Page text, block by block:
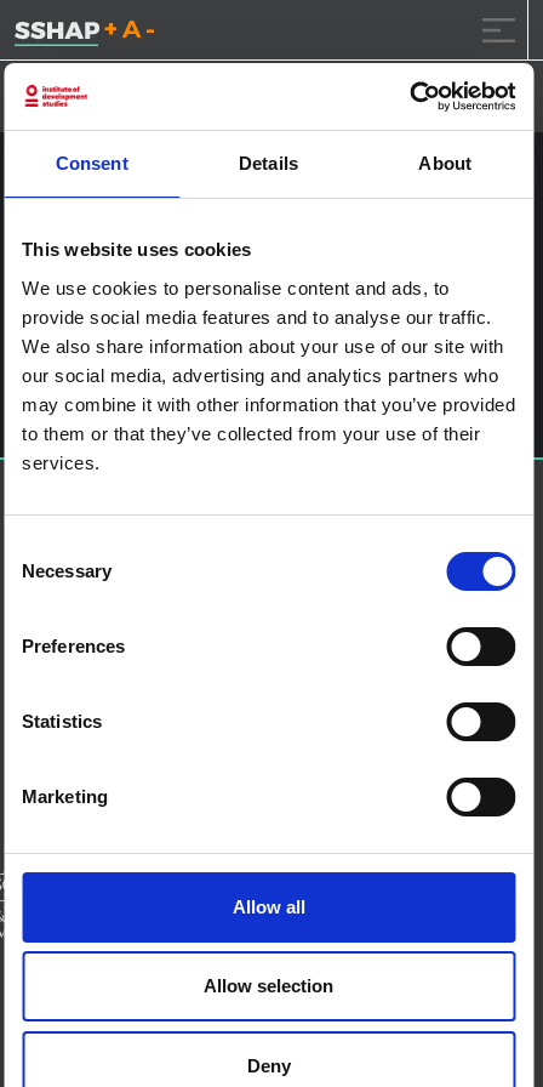
Consent Details About
This website uses cookies
We use cookies to personalise content and ads, to
provide social media features and to analyse our traffic.
We also share information about your use of our site with
our social media, advertising and analytics partners who
may combine it with other information that you’ve provided
to them or that they’ve collected from your use of their
services.
Selection
Necessary
Preferences
Statistics
Marketing
Allow all
Allow selection
Deny
تقليل حجم الخط.
إعادة ضبط حجم
زيادة حجم
الى المحتوى
مشاركة الطفل v2 الصفحة 3 الإسبانية
آخر الملاحة
Child engagement in the context of disease outbreaks in
Eastern and Southern Africa
اترك تعليقاً
يجب أنت تكون مسجل الدخول لتضيف تعليقاً.
من نحن
الأحكام والشروط
ملفات تعريف الارتباط على هذا الموقع
اتصل بنا
بلو سكاي
إكس
منتدى SSHAP
الممولين